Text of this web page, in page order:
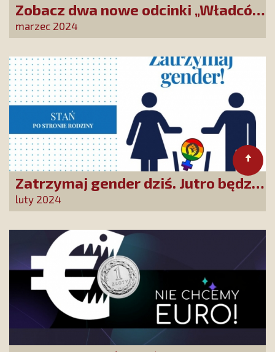
Zobacz dwa nowe odcinki „Władców
świata”. Poznaj sieć powiązań
miliarderów i polityków
marzec 2024
Zatrzymaj gender dziś. Jutro będzie
za późno!
luty 2024